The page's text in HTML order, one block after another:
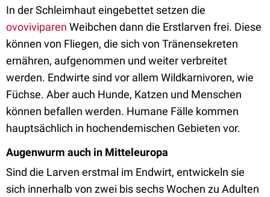
In der Schleimhaut eingebettet setzen die
ovoviviparen Weibchen dann die Erstlarven frei. Diese
können von Fliegen, die sich von Tränensekreten
ernähren, aufgenommen und weiter verbreitet
werden. Endwirte sind vor allem Wildkarnivoren, wie
Füchse. Aber auch Hunde, Katzen und Menschen
können befallen werden. Humane Fälle kommen
hauptsächlich in hochendemischen Gebieten vor.
Augenwurm auch in Mitteleuropa
Sind die Larven erstmal im Endwirt, entwickeln sie
sich innerhalb von zwei bis sechs Wochen zu Adulten